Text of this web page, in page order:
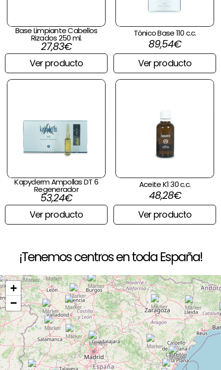
Base Limpiante Cabellos
Rizados 250 ml.
27,83€
Ver producto
Tónico Base 110 c.c.
89,54€
Ver producto
Kapyderm Ampollas DT 6
Regenerador
53,24€
Ver producto
Aceite K1 30 c.c.
48,28€
Ver producto
¡Tenemos centros en toda España!
+
−